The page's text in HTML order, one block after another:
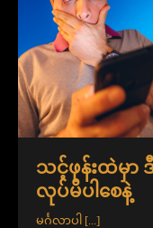
သင့်ဖုန်းထဲမှာ
လုပ်မိပါစေနဲ့
မင်္ဂလာပါ [...]